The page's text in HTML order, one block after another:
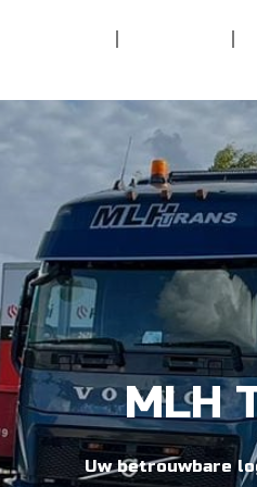
Diensten Over ons
MLH
Uw betrouwbare